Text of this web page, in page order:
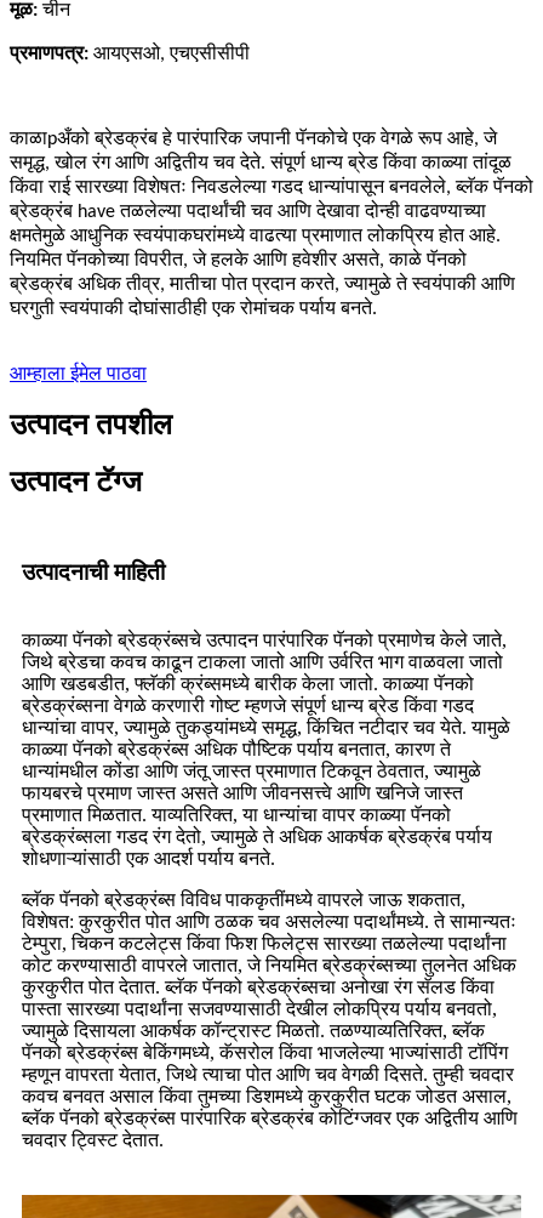
मूळ: चीन
प्रमाणपत्र: आयएसओ, एचएसीसीपी
काळाpअँको ब्रेडक्रंब हे पारंपारिक जपानी पॅनकोचे एक वेगळे रूप आहे, जे
समृद्ध, खोल रंग आणि अद्वितीय चव देते. संपूर्ण धान्य ब्रेड किंवा काळ्या तांदूळ
किंवा राई सारख्या विशेषतः निवडलेल्या गडद धान्यांपासून बनवलेले, ब्लॅक पॅनको
ब्रेडक्रंब have तळलेल्या पदार्थांची चव आणि देखावा दोन्ही वाढवण्याच्या
क्षमतेमुळे आधुनिक स्वयंपाकघरांमध्ये वाढत्या प्रमाणात लोकप्रिय होत आहे.
नियमित पॅनकोच्या विपरीत, जे हलके आणि हवेशीर असते, काळे पॅनको
ब्रेडक्रंब अधिक तीव्र, मातीचा पोत प्रदान करते, ज्यामुळे ते स्वयंपाकी आणि
घरगुती स्वयंपाकी दोघांसाठीही एक रोमांचक पर्याय बनते.
आम्हाला ईमेल पाठवा
उत्पादन तपशील
उत्पादन टॅग्ज
उत्पादनाची माहिती
काळ्या पॅनको ब्रेडक्रंब्सचे उत्पादन पारंपारिक पॅनको प्रमाणेच केले जाते,
जिथे ब्रेडचा कवच काढून टाकला जातो आणि उर्वरित भाग वाळवला जातो
आणि खडबडीत, फ्लॅकी क्रंब्समध्ये बारीक केला जातो. काळ्या पॅनको
ब्रेडक्रंब्सना वेगळे करणारी गोष्ट म्हणजे संपूर्ण धान्य ब्रेड किंवा गडद
धान्यांचा वापर, ज्यामुळे तुकड्यांमध्ये समृद्ध, किंचित नटीदार चव येते. यामुळे
काळ्या पॅनको ब्रेडक्रंब्स अधिक पौष्टिक पर्याय बनतात, कारण ते
धान्यांमधील कोंडा आणि जंतू जास्त प्रमाणात टिकवून ठेवतात, ज्यामुळे
फायबरचे प्रमाण जास्त असते आणि जीवनसत्त्वे आणि खनिजे जास्त
प्रमाणात मिळतात. याव्यतिरिक्त, या धान्यांचा वापर काळ्या पॅनको
ब्रेडक्रंब्सला गडद रंग देतो, ज्यामुळे ते अधिक आकर्षक ब्रेडक्रंब पर्याय
शोधणाऱ्यांसाठी एक आदर्श पर्याय बनते.
ब्लॅक पॅनको ब्रेडक्रंब्स विविध पाककृतींमध्ये वापरले जाऊ शकतात,
विशेषत: कुरकुरीत पोत आणि ठळक चव असलेल्या पदार्थांमध्ये. ते सामान्यतः
टेम्पुरा, चिकन कटलेट्स किंवा फिश फिलेट्स सारख्या तळलेल्या पदार्थांना
कोट करण्यासाठी वापरले जातात, जे नियमित ब्रेडक्रंब्सच्या तुलनेत अधिक
कुरकुरीत पोत देतात. ब्लॅक पॅनको ब्रेडक्रंब्सचा अनोखा रंग सॅलड किंवा
पास्ता सारख्या पदार्थांना सजवण्यासाठी देखील लोकप्रिय पर्याय बनवतो,
ज्यामुळे दिसायला आकर्षक कॉन्ट्रास्ट मिळतो. तळण्याव्यतिरिक्त, ब्लॅक
पॅनको ब्रेडक्रंब्स बेकिंगमध्ये, कॅसरोल किंवा भाजलेल्या भाज्यांसाठी टॉपिंग
म्हणून वापरता येतात, जिथे त्याचा पोत आणि चव वेगळी दिसते. तुम्ही चवदार
कवच बनवत असाल किंवा तुमच्या डिशमध्ये कुरकुरीत घटक जोडत असाल,
ब्लॅक पॅनको ब्रेडक्रंब्स पारंपारिक ब्रेडक्रंब कोटिंग्जवर एक अद्वितीय आणि
चवदार ट्विस्ट देतात.